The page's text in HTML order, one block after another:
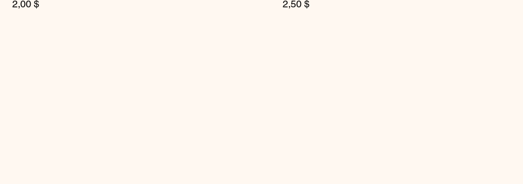
2,00 $
2,50 $